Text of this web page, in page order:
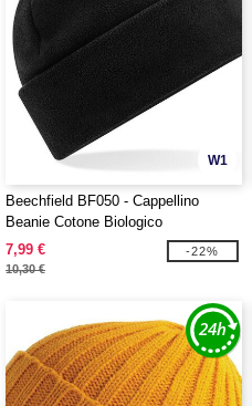
W1
Beechfield BF050 - Cappellino
Beanie Cotone Biologico
7,99 €
10,30 €
-22%